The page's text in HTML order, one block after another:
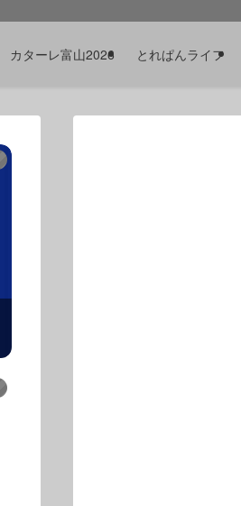
カターレ富山2026 とれぱんライフ